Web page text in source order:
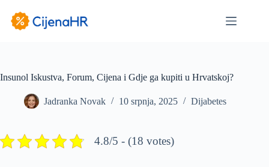
sadržaj
Insunol Iskustva, Forum, Cijena i Gdje ga kupiti u Hrvatskoj?
Jadranka Novak 10 srpnja, 2025 Dijabetes
4.8/5 - (18 votes)